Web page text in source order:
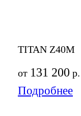
TITAN Z40M
от 131 200 р.
Подробнее